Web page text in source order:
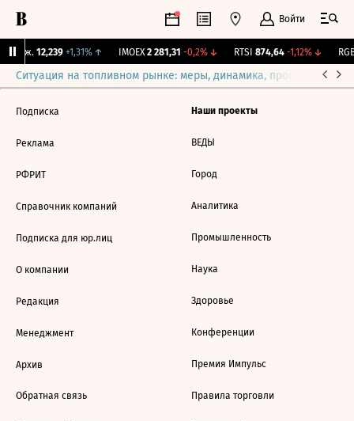
Войти
Бирж. 12,239 +1,31%↑ IMOEX 2 281,31 -0,2%↓ RTSI 874,64 -1,12%↓ RGBI
Ситуация на топливном рынке: меры, динамика, прогнозы
Подписка
Реклама
РФРИТ
Справочник компаний
Подписка для юр.лиц
О компании
Редакция
Менеджмент
Архив
Обратная связь
Наши проекты
ВЕДЫ
Город
Аналитика
Промышленность
Наука
Здоровье
Конференции
Премия Импульс
Правила торговли